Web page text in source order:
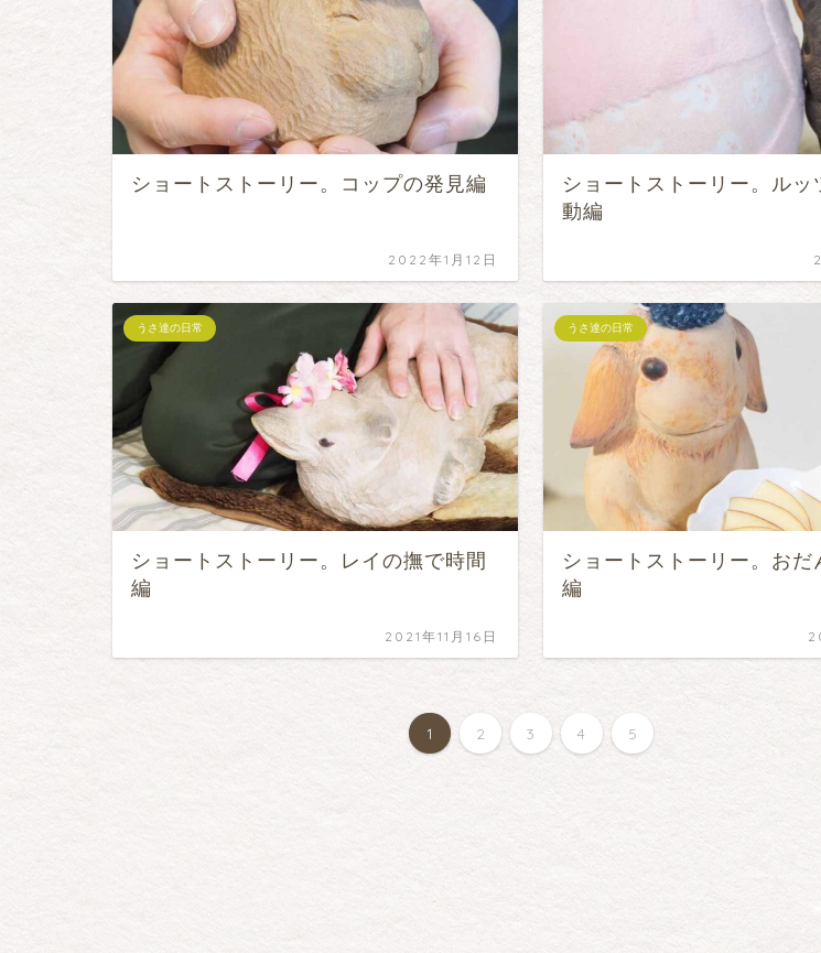
ショートストーリー。コップの発見編
2022年1月12日
ショートストーリー。ルッ
動編
うさ達の日常
ショートストーリー。レイの撫で時間
編
2021年11月16日
うさ達の日常
ショートストーリー。おだ
編
1 2 3 4 5